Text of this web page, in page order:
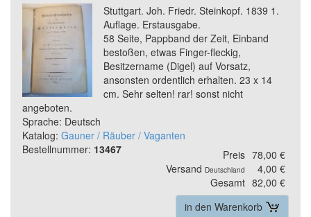
Stuttgart. Joh. Friedr. Steinkopf. 1839 1.
Auflage. Erstausgabe.
58 Seite, Pappband der Zeit, Einband
bestoßen, etwas Finger-fleckig,
Besitzername (Digel) auf Vorsatz,
ansonsten ordentlich erhalten. 23 x 14
cm. Sehr selten! rar! sonst nicht
angeboten.
Sprache: Deutsch
Katalog: Gauner / Räuber / Vaganten
Bestellnummer: 13467 Preis 78,00 €
Versand Deutschland
4,00 €
Gesamt 82,00 €
in den Warenkorb